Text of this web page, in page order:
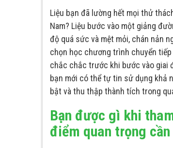
Liệu bạn đã lường hết mọi thử
Nam? Liệu bước vào một giảng
độ quá sức và mệt mỏi, chán nản
chọn học chương trình chuyển
chắc chắc trước khi bước vào giai
bạn mới có thể tự tin sử dụng khả
bật và thu thập thành tích trong
Bạn được gì khi
điểm quan trọng